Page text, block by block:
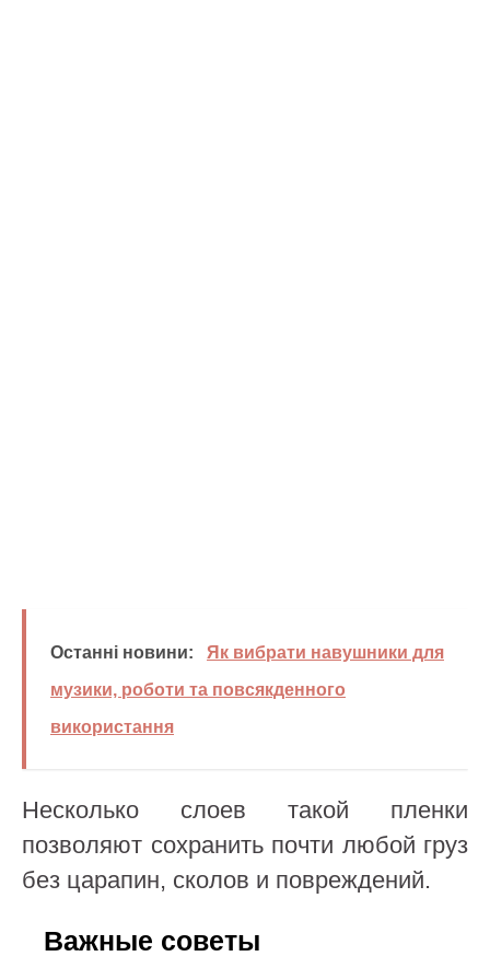
Останні новини:
Як вибрати навушники для
музики, роботи та повсякденного
використання
Несколько слоев такой пленки
позволяют сохранить почти любой груз
без царапин, сколов и повреждений.
Важные советы